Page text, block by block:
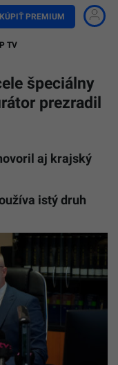
KÚPIŤ PREMIUM
TV
špeciálny
prezradil
aj krajský
istý druh